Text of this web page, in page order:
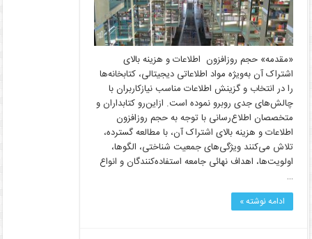
«مقدمه» حجم روزافزون اطلاعات و هزینه بالای
اشتراک آن به‌ویژه مواد اطلاعاتی دیجیتالی، کتابخانه‌ها
را در انتخاب و گزینش اطلاعات مناسب نیازکاربران با
چالش‌های جدی روبرو نموده است. ازاین‌رو کتابداران و
متخصصان اطلاع‌رسانی با توجه به حجم روزافزون
اطلاعات و هزینه بالای اشتراک آن، با مطالعه گسترده،
تلاش می‌کنند ویژگی‌های جمعیت شناختی، الگوها،
اولویت‌ها، اهداف نهائی جامعه استفاده‌کنندگان و انواع
…
ادامه نوشته »